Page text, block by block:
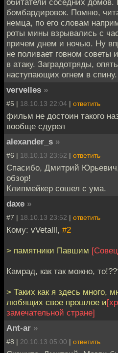
бомбардировок. Помню,
немца, по его словам
роты мины взрывались с
причем днем и ночью. Ну
не поливает говном советы
в атаку. Заградотряды,
наступающих огнем в спину.
vervelles »
#5 | 18.10.13 22:04 | ответить
фильм не достоин такого
вообще сдурел
alexander_s »
#6 | 18.10.13 23:52 | ответить
Спасибо, Дмитрий
обзор!
Клипмейкер сошел с ума.
daxe »
#7 | 18.10.13 23:52 | ответить
Кому: vVetalll, #2
> памятники Павшим
Камрад, как так можно,
> Таких как я здесь много,
любящих свое прошлое и
замечательной стране]
Ant-ar »
#8 | 20.10.13 05:00 | ответить